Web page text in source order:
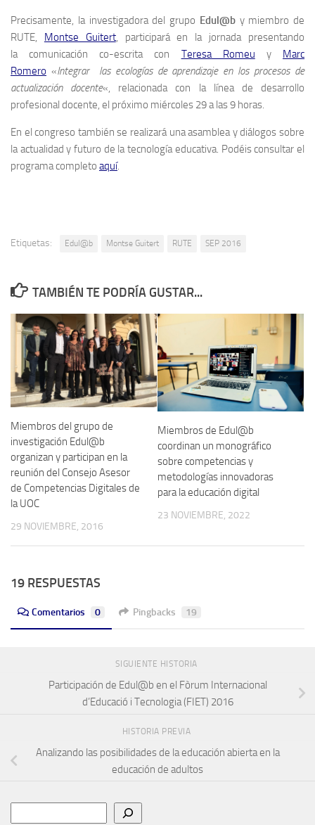
Precisamente, la investigadora del grupo Edul@by miembro de
RUTE, Montse Guitert, participará en la jornada presentando
la comunicación co-escrita con Teresa Romeu y Marc
Romero «Integrar las ecologías de aprendizaje en los procesos de
actualización docente«, relacionada con la línea de desarrollo
profesional docente, el próximo miércoles 29 a las 9 horas.
En el congreso también se realizará una asamblea y diálogos sobre
la actualidad y futuro de la tecnología educativa. Podéis consultar el
programa completo aquí.
Etiquetas: Edul@b Montse Guitert RUTE SEP 2016
TAMBIÉN TE PODRÍA GUSTAR...
Miembros del grupo de
investigación Edul@b
organizan y participan en la
reunión del Consejo Asesor
de Competencias Digitales de
la UOC
29 NOVIEMBRE, 2016
Miembros de Edul@b
coordinan un monográfico
sobre competencias y
metodologías innovadoras
para la educación digital
23 NOVIEMBRE, 2022
19 RESPUESTAS
Comentarios 0 Pingbacks 19
SIGUIENTE HISTORIA
Participación de Edul@b en el Fòrum Internacional
d’Educació i Tecnologia (FIET) 2016
HISTORIA PREVIA
Analizando las posibilidades de la educación abierta en la
educación de adultos